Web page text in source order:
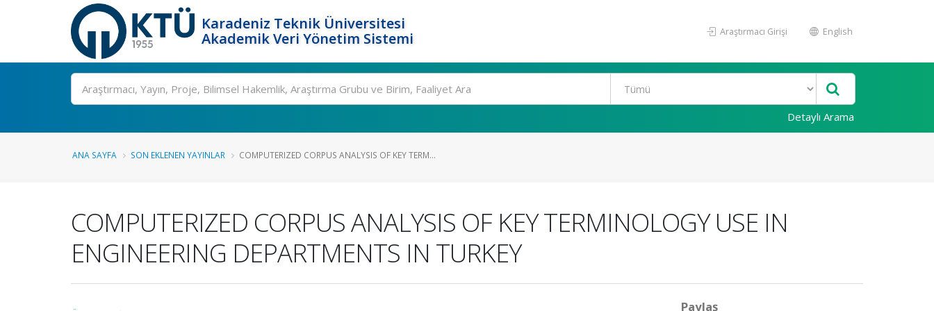
Karadeniz Teknik Üniversitesi
Akademik Veri Yönetim Sistemi
Araştırmacı Girişi English
Ara
Detaylı Arama
ANA SAYFA SON EKLENEN YAYINLAR COMPUTERIZED CORPUS ANALYSIS OF KEY TERM...
COMPUTERIZED CORPUS ANALYSIS OF KEY TERMINOLOGY USE IN
ENGINEERING DEPARTMENTS IN TURKEY
Paylaş